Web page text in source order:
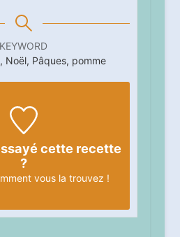
KEYWORD
Noël, Pâques, pomme
cette recette
?
vous la trouvez !